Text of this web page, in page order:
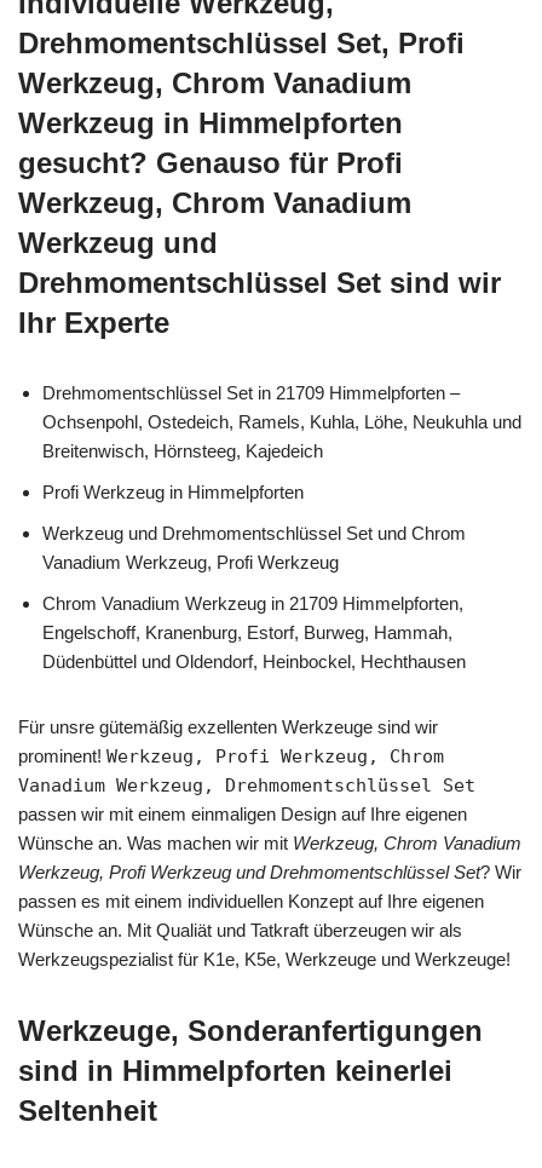
Drehmomentschlüssel Set, Profi
Werkzeug, Chrom Vanadium
Werkzeug in Himmelpforten
gesucht? Genauso für Profi
Werkzeug, Chrom Vanadium
Werkzeug und
Drehmomentschlüssel Set sind wir
Ihr Experte
Drehmomentschlüssel Set in 21709 Himmelpforten –
Ochsenpohl, Ostedeich, Ramels, Kuhla, Löhe, Neukuhla und
Breitenwisch, Hörnsteeg, Kajedeich
Profi Werkzeug in Himmelpforten
Werkzeug und Drehmomentschlüssel Set und Chrom
Vanadium Werkzeug, Profi Werkzeug
Chrom Vanadium Werkzeug in 21709 Himmelpforten,
Engelschoff, Kranenburg, Estorf, Burweg, Hammah,
Düdenbüttel und Oldendorf, Heinbockel, Hechthausen
Für unsre gütemäßig exzellenten Werkzeuge sind wir
prominent! Werkzeug, Profi Werkzeug, Chrom
Vanadium Werkzeug, Drehmomentschlüssel Set
passen wir mit einem einmaligen Design auf Ihre eigenen
Wünsche an. Was machen wir mit Werkzeug, Chrom Vanadium
Werkzeug, Profi Werkzeug und Drehmomentschlüssel Set? Wir
passen es mit einem individuellen Konzept auf Ihre eigenen
Wünsche an. Mit Qualiät und Tatkraft überzeugen wir als
Werkzeugspezialist für K1e, K5e, Werkzeuge und Werkzeuge!
Werkzeuge, Sonderanfertigungen
sind in Himmelpforten keinerlei
Seltenheit